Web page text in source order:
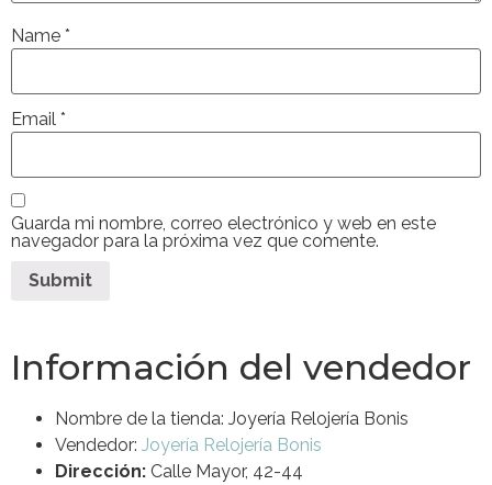
Name *
Email *
Guarda mi nombre, correo electrónico y web en este
navegador para la próxima vez que comente.
Información del vendedor
Nombre de la tienda: Joyería Relojería Bonis
Vendedor: Joyería Relojería Bonis
Dirección: Calle Mayor, 42-44